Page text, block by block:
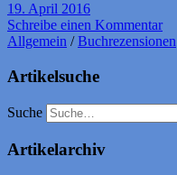
19. April 2016
Schreibe einen Kommentar
Allgemein /Buchrezensionen
Artikelsuche
Suche
Artikelarchiv